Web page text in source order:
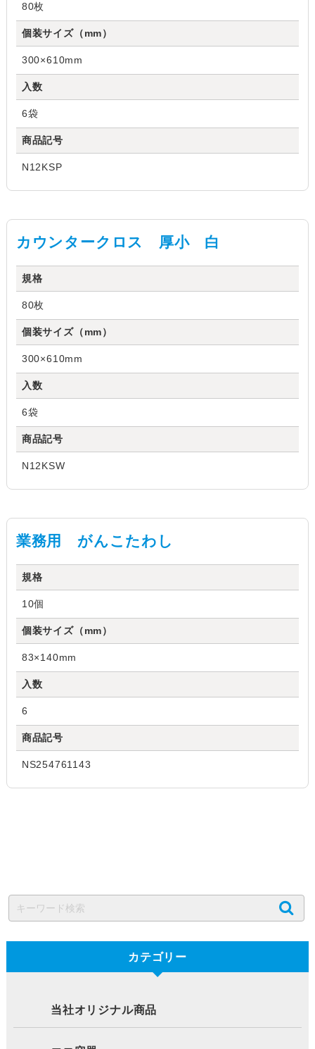
80枚
個装サイズ（mm）
300×610mm
入数
6袋
商品記号
N12KSP
カウンタークロス 厚小 白
規格
80枚
個装サイズ（mm）
300×610mm
入数
6袋
商品記号
N12KSW
業務用 がんこたわし
規格
10個
個装サイズ（mm）
83×140mm
入数
6
商品記号
NS254761143
カテゴリー
当社オリジナル商品